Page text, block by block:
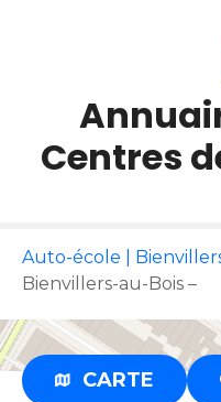
t
Centres
Auto-école |
Bienvillers-au-Bois –
CARTE